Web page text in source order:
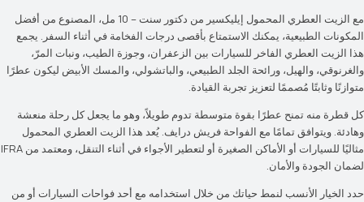
مع الزيت العطري المحمول إيليكسير من دكتور سنت – 10 مل، المصنوع من أفضل
المكونات الطبيعية، يمكنك الاستمتاع بأقصى درجات الفخامة في أثناء السفر. يجمع
هذا الزيت العطري الفاخر للسيارات بين الزعفران، وجوزة الطيب، ونبات المرّ،
والغرنوقي، والهيل، ورائحة الجلد الطبيعي، والباتشولي، والمسك الأبيض ليكون عطرًا
متوازنًا وثابتًا مُصممًا لتعزيز تجربة القيادة.
كل قطرة منه تمنح عطرًا بقوة متوسطة تدوم طويلاً، وهو ما يجعل كل رحلة منعشة
وهادئة. ويتوافق تمامًا مع الفواحة فريش درايف. يُعد هذا الزيت العطري المحمول
مثاليًا للسيارات أو الأماكن الصغيرة أو لتعطير الأجواء في أثناء التنقل، ومعتمد من IFRA
لضمان الجودة والأمان.
حدد الخيار الأنسب لنمط حياتك من خلال استخدامه مع أحدفواحات السيارات أو من